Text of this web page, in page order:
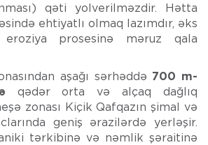
qəti yolverilməzdir. Hətta
ehtiyatlı olmaq lazımdır, əks
prosesinə məruz qala
aşağı sərhəddə 700 m-
qədər orta və alçaq dağlıq
zonası Kiçik Qafqazın şimal və
geniş ərazilərdə yerləşir.
tərkibinə və nəmlik şəraitinə